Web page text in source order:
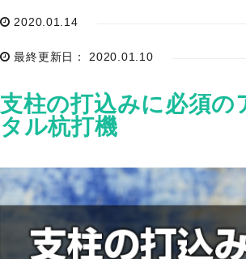
2020.01.14
最終更新日： 2020.01.10
支柱の打込みに必須
タル杭打機